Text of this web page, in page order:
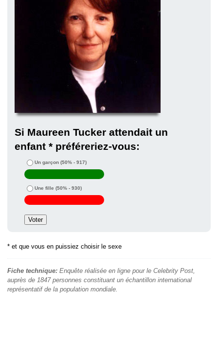
Si Maureen Tucker attendait un
enfant * préféreriez-vous:
Un garçon (50% - 917)
Une fille (50% - 930)
* et que vous en puissiez choisir le sexe
Fiche technique: Enquête réalisée en ligne pour le Celebrity Post,
auprès de 1847 personnes constituant un échantillon international
représentatif de la population mondiale.